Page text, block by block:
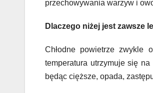
przechowywania warzyw i
Dlaczego niżej jest zawsze
Chłodne powietrze zwykle
temperatura utrzymuje się
będąc cięższe, opada,